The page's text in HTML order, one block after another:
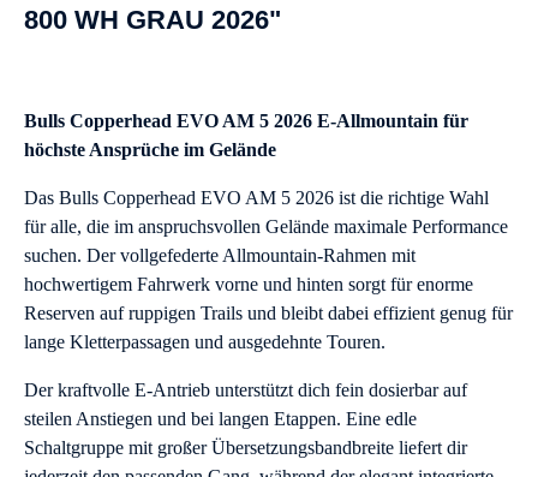
800 WH GRAU 2026"
Bulls Copperhead EVO AM 5 2026 E-Allmountain für
höchste Ansprüche im Gelände
Das Bulls Copperhead EVO AM 5 2026 ist die richtige Wahl
für alle, die im anspruchsvollen Gelände maximale Performance
suchen. Der vollgefederte Allmountain-Rahmen mit
hochwertigem Fahrwerk vorne und hinten sorgt für enorme
Reserven auf ruppigen Trails und bleibt dabei effizient genug für
lange Kletterpassagen und ausgedehnte Touren.
Der kraftvolle E-Antrieb unterstützt dich fein dosierbar auf
steilen Anstiegen und bei langen Etappen. Eine edle
Schaltgruppe mit großer Übersetzungsbandbreite liefert dir